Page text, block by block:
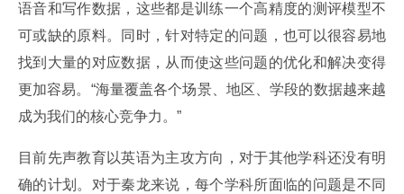
语音和写作数据，这些都是训练一个高精度的测评模型不
可或缺的原料。同时，针对特定的问题，也可以很容易地
找到大量的对应数据，从而使这些问题的优化和解决变得
更加容易。“海量覆盖各个场景、地区、学段的数据越来越
成为我们的核心竞争力。”
目前先声教育以英语为主攻方向，对于其他学科还没有明
确的计划。对于秦龙来说，每个学科所面临的问题是不同